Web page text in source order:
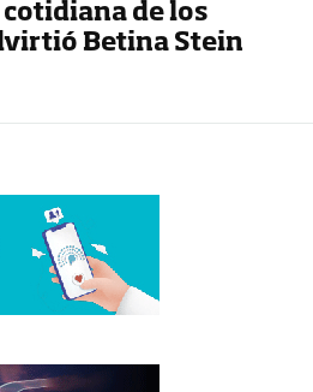
de los
Betina Stein